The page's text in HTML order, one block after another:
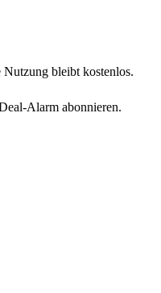
bleibt kostenlos.
Alarm abonnieren.